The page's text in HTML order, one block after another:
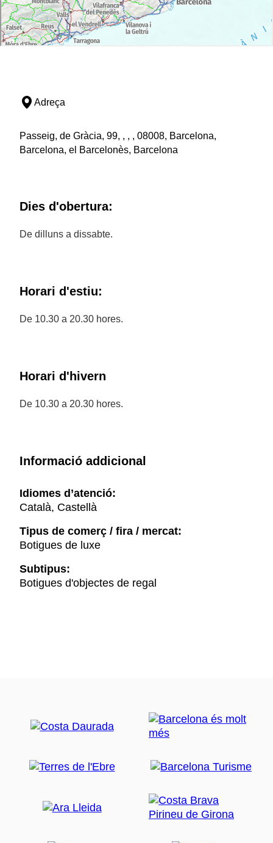
Adreça
Passeig, de Gràcia, 99, , , , 08008, Barcelona,
Barcelona, el Barcelonès, Barcelona
Dies d'obertura:
De dilluns a dissabte.
Horari d'estiu:
De 10.30 a 20.30 hores.
Horari d'hivern
De 10.30 a 20.30 hores.
Informació addicional
Idiomes d’atenció:
Català, Castellà
Tipus de comerç / fira / mercat:
Botigues de luxe
Subtipus:
Botigues d'objectes de regal